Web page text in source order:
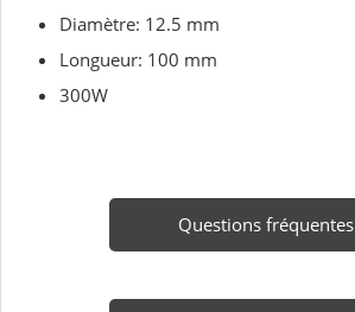
Diamètre: 12.5 mm
Longueur: 100 mm
300W
Questions fréquentes